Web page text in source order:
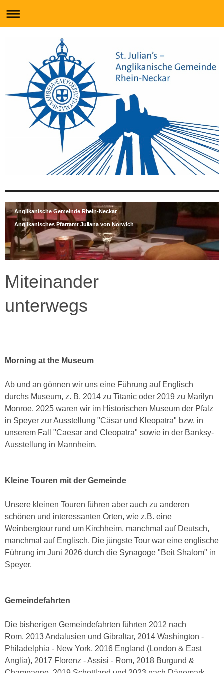
Anglikanische Gemeinde Rhein-Neckar
Anglikanisches Pfarramt Juliana von Norwich
Miteinander
unterwegs
Morning at the Museum
Ab und an gönnen wir uns eine Führung auf Englisch
durchs Museum, z. B. 2014 zu Titanic oder 2019 zu Marilyn
Monroe. 2025 waren wir im Historischen Museum der Pfalz
in Speyer zur Ausstellung "Cäsar und Kleopatra" bzw. in
unserem Fall "Caesar and Cleopatra" sowie in der Banksy-
Ausstellung in Mannheim.
Kleine Touren mit der Gemeinde
Unsere kleinen Touren führen aber auch zu anderen
schönen und interessanten Orten, wie z.B. eine
Weinbergtour rund um Kirchheim, manchmal auf Deutsch,
manchmal auf Englisch. Die jüngste Tour war eine englische
Führung im Juni 2026 durch die Synagoge "Beit Shalom" in
Speyer.
Gemeindefahrten
Die bisherigen Gemeindefahrten führten 2012 nach
Rom, 2013 Andalusien und Gibraltar, 2014 Washington -
Philadelphia - New York, 2016 England (London & East
Anglia), 2017 Florenz - Assisi - Rom, 2018 Burgund &